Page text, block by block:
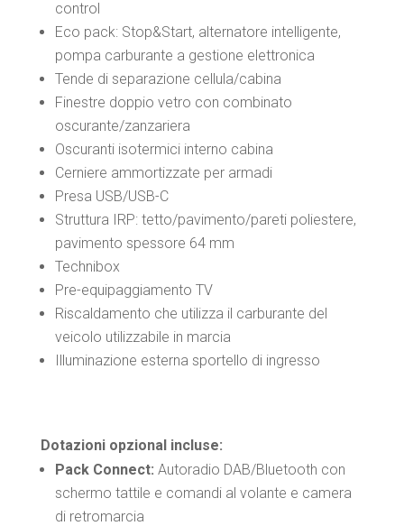
control
Eco pack: Stop&Start, alternatore intelligente,
pompa carburante a gestione elettronica
Tende di separazione cellula/cabina
Finestre doppio vetro con combinato
oscurante/zanzariera
Oscuranti isotermici interno cabina
Cerniere ammortizzate per armadi
Presa USB/USB-C
Struttura IRP: tetto/pavimento/pareti poliestere,
pavimento spessore 64 mm
Technibox
Pre-equipaggiamento TV
Riscaldamento che utilizza il carburante del
veicolo utilizzabile in marcia
Illuminazione esterna sportello di ingresso
Dotazioni opzional incluse:
Pack Connect: Autoradio DAB/Bluetooth con
schermo tattile e comandi al volante e camera
di retromarcia